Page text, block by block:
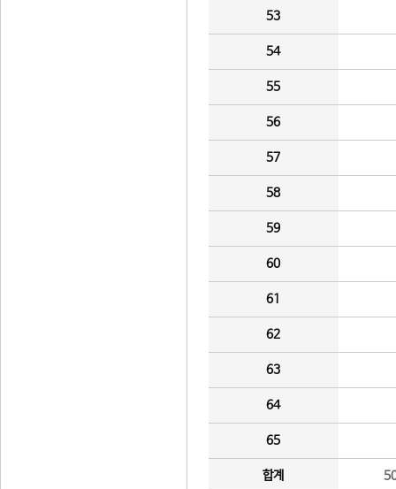
53
54
55
56
57
58
59
60
61
62
63
64
65
합계